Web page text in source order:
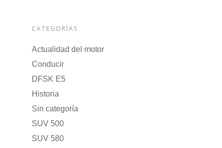
CATEGORÍAS
Actualidad del motor
Conducir
DFSK E5
Historia
Sin categoría
SUV 500
SUV 580